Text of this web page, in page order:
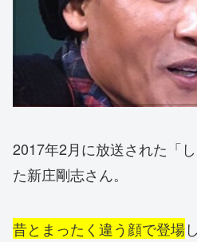
2017年2月に放送された「
た新庄剛志さん。
昔とまったく違う顔で登場